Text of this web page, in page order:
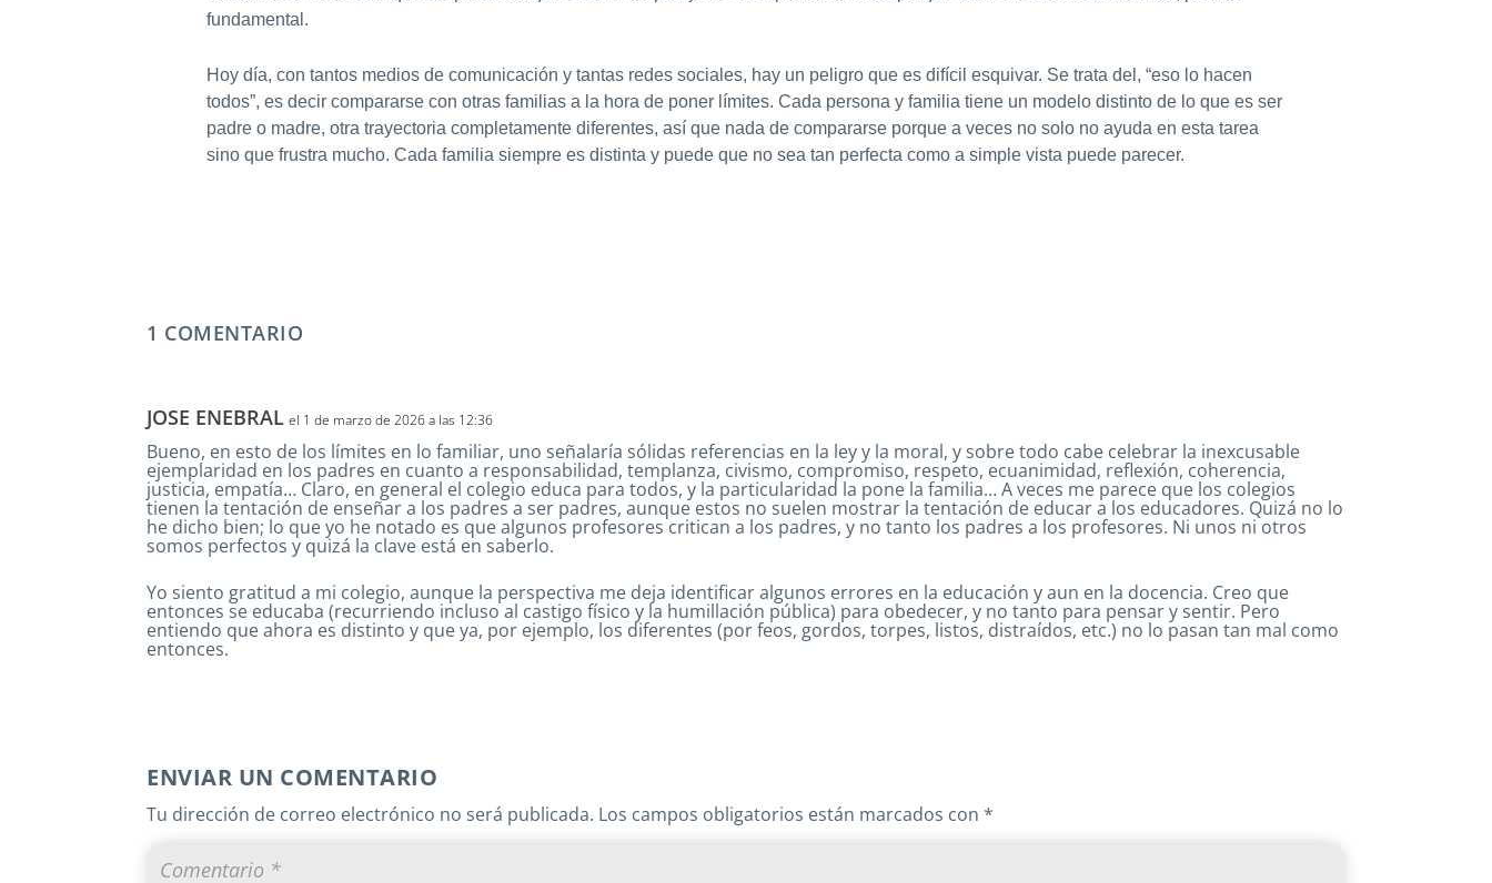
fundamental.
Hoy día, con tantos medios de comunicación y tantas redes sociales, hay un peligro que es difícil esquivar. Se trata del, “eso lo hacen
todos”, es decir compararse con otras familias a la hora de poner límites. Cada persona y familia tiene un modelo distinto de lo que es ser
padre o madre, otra trayectoria completamente diferentes, así que nada de compararse porque a veces no solo no ayuda en esta tarea
sino que frustra mucho. Cada familia siempre es distinta y puede que no sea tan perfecta como a simple vista puede parecer.
1 COMENTARIO
JOSE ENEBRAL el 1 de marzo de 2026 a las 12:36
Bueno, en esto de los límites en lo familiar, uno señalaría sólidas referencias en la ley y la moral, y sobre todo cabe celebrar la inexcusable
ejemplaridad en los padres en cuanto a responsabilidad, templanza, civismo, compromiso, respeto, ecuanimidad, reflexión, coherencia,
justicia, empatía… Claro, en general el colegio educa para todos, y la particularidad la pone la familia… A veces me parece que los colegios
tienen la tentación de enseñar a los padres a ser padres, aunque estos no suelen mostrar la tentación de educar a los educadores. Quizá no lo
he dicho bien; lo que yo he notado es que algunos profesores critican a los padres, y no tanto los padres a los profesores. Ni unos ni otros
somos perfectos y quizá la clave está en saberlo.
Yo siento gratitud a mi colegio, aunque la perspectiva me deja identificar algunos errores en la educación y aun en la docencia. Creo que
entonces se educaba (recurriendo incluso al castigo físico y la humillación pública) para obedecer, y no tanto para pensar y sentir. Pero
entiendo que ahora es distinto y que ya, por ejemplo, los diferentes (por feos, gordos, torpes, listos, distraídos, etc.) no lo pasan tan mal como
entonces.
ENVIAR UN COMENTARIO
Tu dirección de correo electrónico no será publicada. Los campos obligatorios están marcados con *